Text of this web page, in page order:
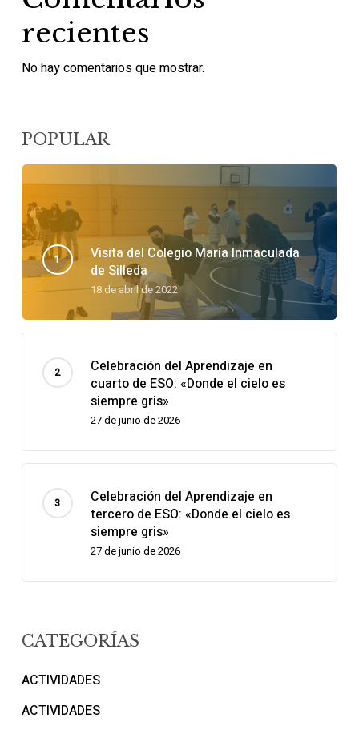
recientes
No hay comentarios que mostrar.
POPULAR
Visita del Colegio María Inmaculada
de Silleda
18 de abril de 2022
Celebración del Aprendizaje en
cuarto de ESO: «Donde el cielo es
siempre gris»
27 de junio de 2026
Celebración del Aprendizaje en
tercero de ESO: «Donde el cielo es
siempre gris»
27 de junio de 2026
CATEGORÍAS
ACTIVIDADES
ACTIVIDADES